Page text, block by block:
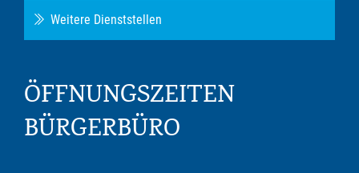
Weitere Dienststellen
ÖFFNUNGSZEITEN
BÜRGERBÜRO